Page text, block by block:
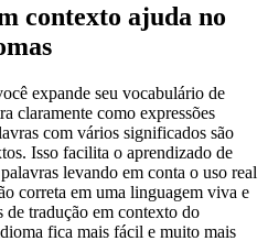
contexto ajuda no
expande seu vocabulário de
claramente como expressões
com vários significados são
Isso facilita o aprendizado de
levando em conta o uso real
correta em uma linguagem viva e
de tradução em contexto do
fica mais fácil e muito mais